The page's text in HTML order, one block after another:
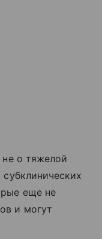
не о тяжелой
еще не
и могут